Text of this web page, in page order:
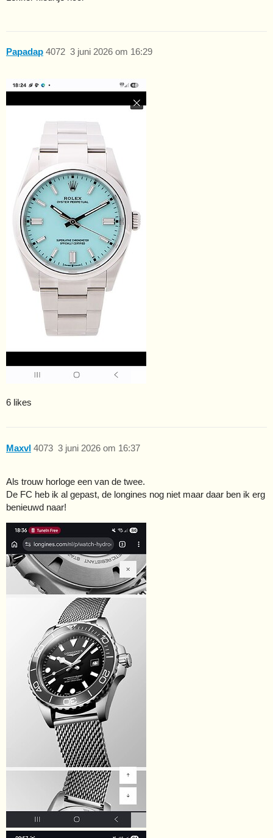
Papadap 3 juni 2026 om 16:29
4072
6 likes
Maxvl 3 juni 2026 om 16:37
4073
Als trouw horloge een van de twee.
De FC heb ik al gepast, de longines nog niet maar daar ben ik erg
benieuwd naar!